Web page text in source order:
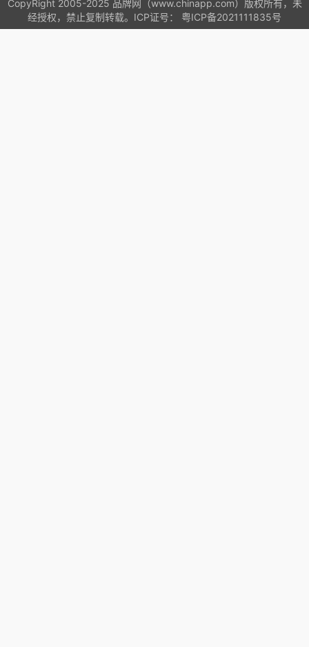
CopyRight 2005-2025 品牌网（www.chinapp.com）版权所有，未
经授权，禁止复制转载。ICP证号： 粤ICP备2021111835号